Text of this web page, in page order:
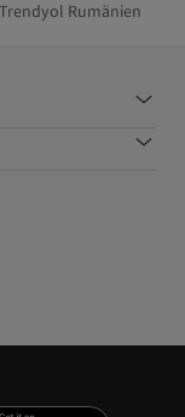
Trendyol Rumänien